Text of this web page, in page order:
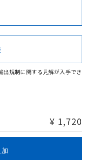
Cd Cr(VI)
あります。
証/適合状況ページへ
ジからご検索ください
出規制に関する見解が入手でき
¥ 1,720